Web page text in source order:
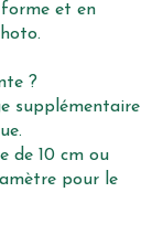
et en
?
supplémentaire
de 10 cm ou
pour le